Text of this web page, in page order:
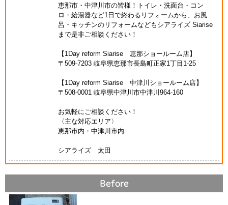
恵那市・中津川市の皆様！トイレ・洗面台・コン
ロ・給湯器など1日で終わるリフォームから、お風
呂・キッチンのリフォームなどもシアライズ Siarise
まで是非ご相談ください！
【1Day reform Siarise 恵那ショールーム店】
〒509-7203 岐阜県恵那市長島町正家1丁目1-25
【1Day reform Siarise 中津川ショールーム店】
〒508-0001 岐阜県中津川市中津川964-160
お気軽にご相談ください！
〈主な対応エリア〉
恵那市内・中津川市内
シアライズ 太田
Before